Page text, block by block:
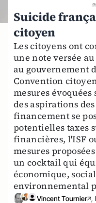
Suicide
citoyen
Les citoyens ont
une note versée
au gouvernement
Convention
mesures
des aspirations
financement se
potentielles taxes
financières, l'ISF
mesures
un cocktail qui
économique,
environnemental
Vincent Tournier ,